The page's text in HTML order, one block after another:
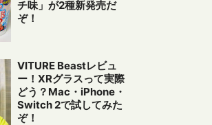
チ味」が2種新発売だ
ぞ！
VITURE Beastレビュ
ー！XRグラスって実際
どう？Mac・iPhone・
Switch 2で試してみた
ぞ！